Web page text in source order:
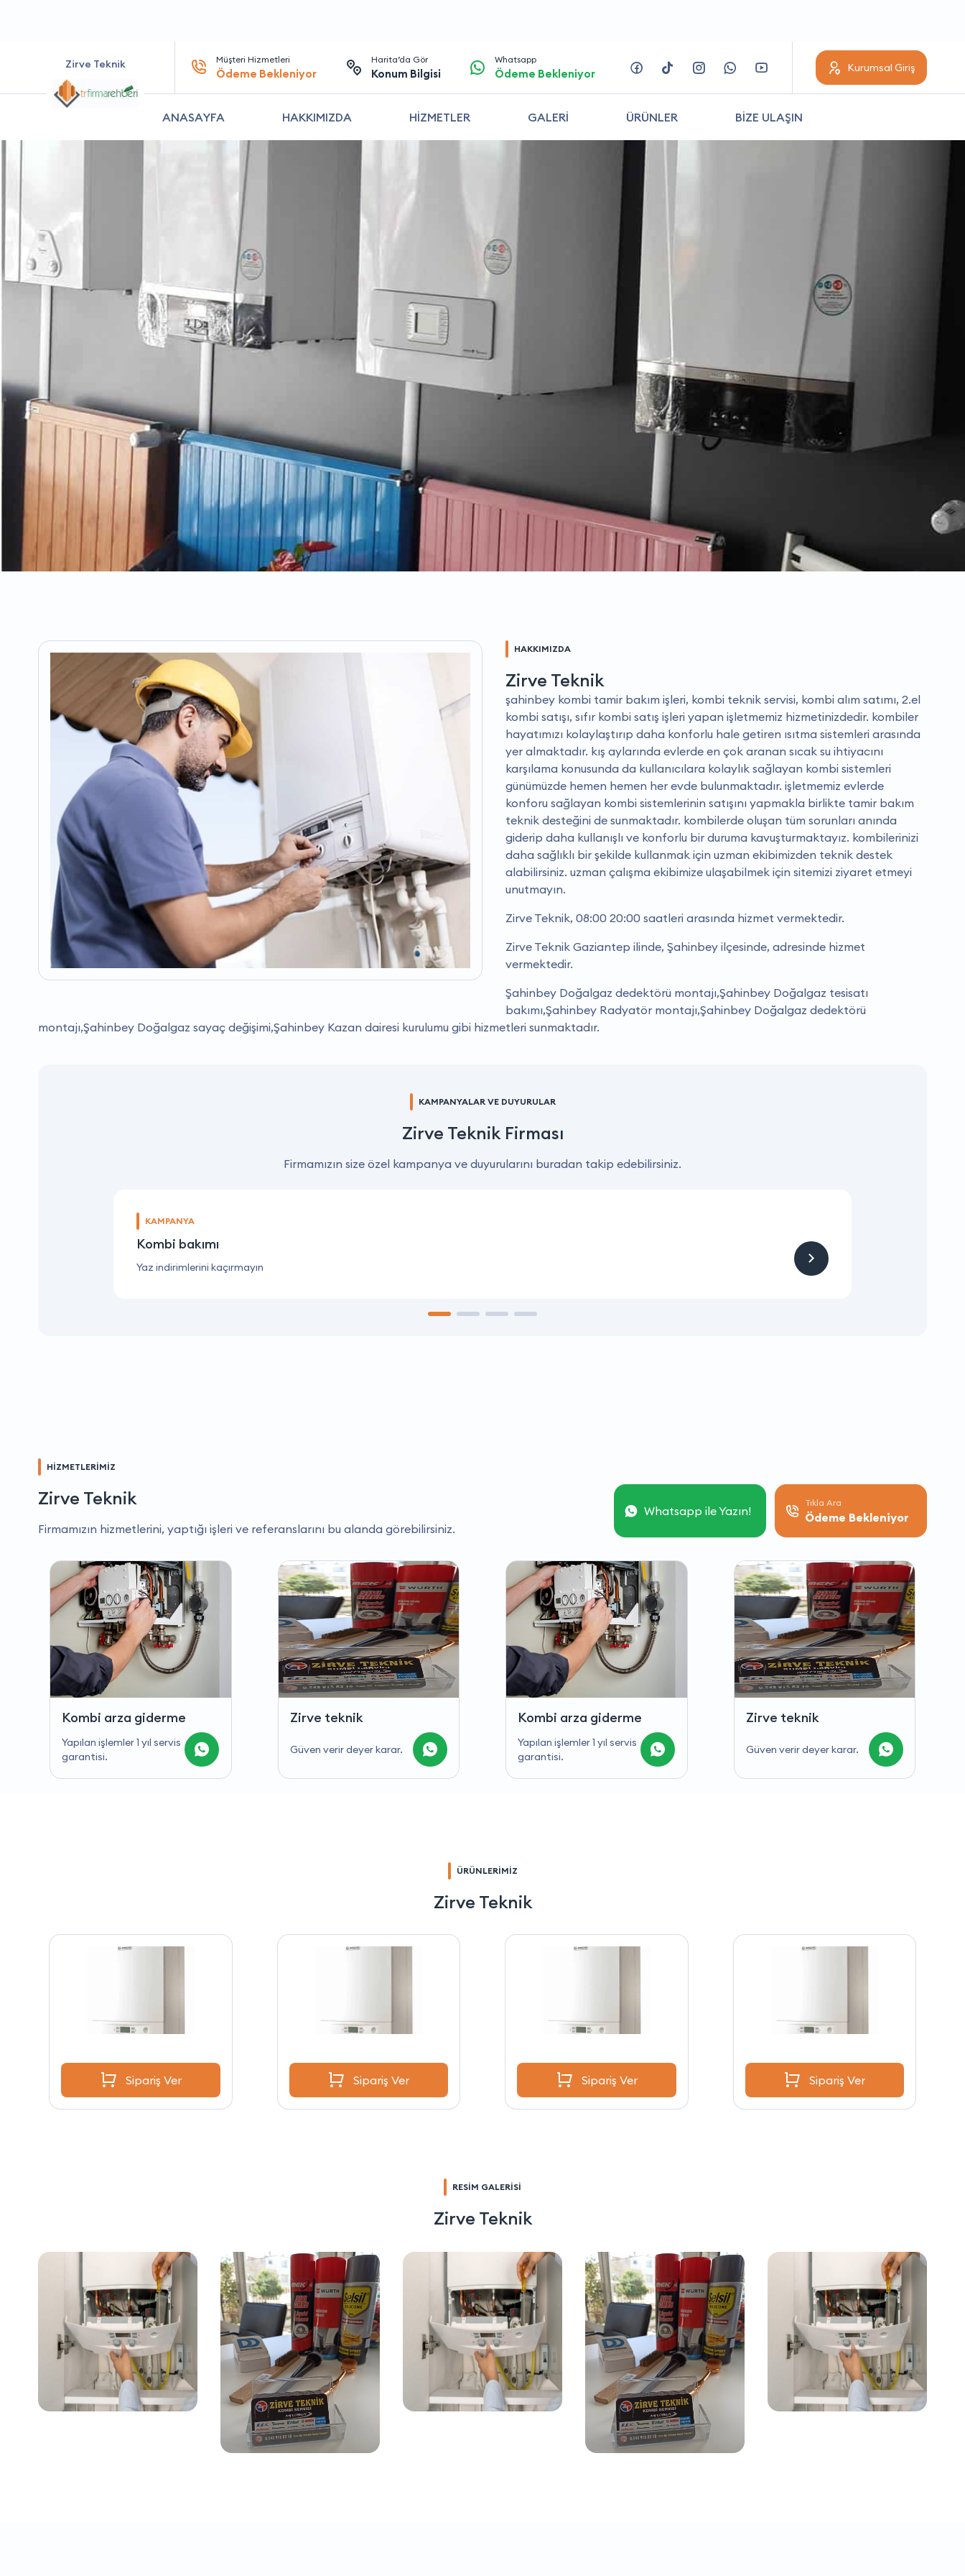
Zirve Teknik Müşteri Hizmetleri
Ödeme Bekleniyor
Harita’da Gör
Konum Bilgisi
Whatsapp
Ödeme Bekleniyor Kurumsal Giriş
ANASAYFA HAKKIMIZDA HİZMETLER GALERİ ÜRÜNLER BİZE ULAŞIN
HAKKIMIZDA
Zirve Teknik
şahinbey kombi tamir bakım işleri, kombi teknik servisi, kombi alım satımı, 2.el
kombi satışı, sıfır kombi satış işleri yapan işletmemiz hizmetinizdedir. kombiler
hayatımızı kolaylaştırıp daha konforlu hale getiren ısıtma sistemleri arasında
yer almaktadır. kış aylarında evlerde en çok aranan sıcak su ihtiyacını
karşılama konusunda da kullanıcılara kolaylık sağlayan kombi sistemleri
günümüzde hemen hemen her evde bulunmaktadır. i̇şletmemiz evlerde
konforu sağlayan kombi sistemlerinin satışını yapmakla birlikte tamir bakım
teknik desteğini de sunmaktadır. kombilerde oluşan tüm sorunları anında
giderip daha kullanışlı ve konforlu bir duruma kavuşturmaktayız. kombilerinizi
daha sağlıklı bir şekilde kullanmak için uzman ekibimizden teknik destek
alabilirsiniz. uzman çalışma ekibimize ulaşabilmek için sitemizi ziyaret etmeyi
unutmayın.
Zirve Teknik, 08:00 20:00 saatleri arasında hizmet vermektedir.
Zirve Teknik Gaziantep ilinde, Şahinbey ilçesinde, adresinde hizmet
vermektedir.
Şahinbey Doğalgaz dedektörü montajı,Şahinbey Doğalgaz tesisatı
bakımı,Şahinbey Radyatör montajı,Şahinbey Doğalgaz dedektörü
montajı,Şahinbey Doğalgaz sayaç değişimi,Şahinbey Kazan dairesi kurulumu gibi hizmetleri sunmaktadır.
KAMPANYALAR VE DUYURULAR
Zirve Teknik Firması
Firmamızın size özel kampanya ve duyurularını buradan takip edebilirsiniz.
KAMPANYA
Petek temizliği
Yaz indirimlerini kaçırmayın.
HİZMETLERİMİZ
Zirve Teknik
Firmamızın hizmetlerini, yaptığı işleri ve referanslarını bu alanda görebilirsiniz.
Whatsapp ile Yazın!
Tıkla Ara
Ödeme Bekleniyor
Zirve teknik
Güven verir deyer karar.
Kombi arza giderme
garantisi.
Zirve teknik
Güven verir deyer karar.
Kombi arza giderme
garantisi.
ÜRÜNLERİMİZ
Zirve Teknik
Sipariş Ver Sipariş Ver Sipariş Ver Sipariş Ver
RESİM GALERİSİ
Zirve Teknik